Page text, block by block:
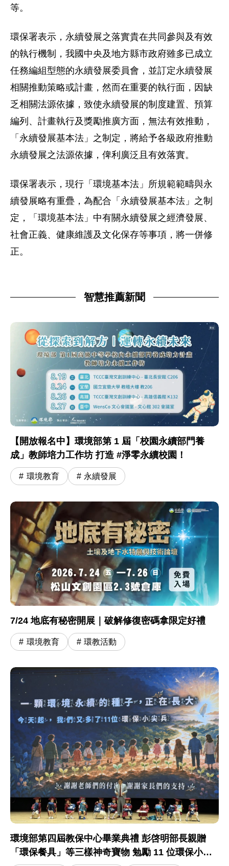
等。
環保署表示，永續發展之落實貴在共同參與及有效
的執行機制，我國中央及地方縣市政府雖多已成立
任務編組型態的永續發展委員會，並訂定永續發展
相關推動策略或計畫，然而在重要的執行面，因缺
乏相關法源依據，致使永續發展的制度建置、預算
編列、計畫執行及獎勵推廣方面，無法有效推動，
「永續發展基本法」之制定，將給予各級政府推動
永續發展之法源依據，俾利廣泛且有效落實。
環保署表示，現行「環境基本法」所規範範疇與永
續發展略有重疊，為配合「永續發展基本法」之制
定，「環境基本法」中有關永續發展之經濟發展、
社會正義、健康維護及文化保存等事項，將一併修
正。
智慧推薦新聞
【開放報名中】環境部第 1 屆「校園永續部門養
成」教師培力工作坊 打造 #淨零永續校園！
環境教育 永續發展
7/24 地底有秘密開展｜破解修復密碼拿限定好禮
環境教育 環教活動
環境部第四屆教保中心畢業典禮 彭啓明部長親贈
「環保餐具」等三樣神奇寶物 勉勵 11 位環保小尖